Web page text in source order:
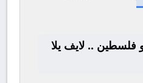
فلسطين .. لايف يلا